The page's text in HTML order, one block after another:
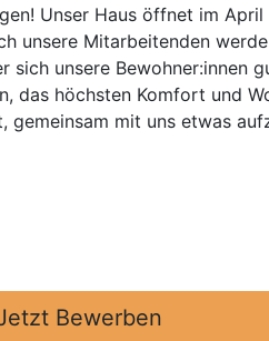
Unser Haus öffnet im
unsere Mitarbeitenden
unsere Bewohner:innen
das höchsten Komfort und
mit uns etwas
Bewerben